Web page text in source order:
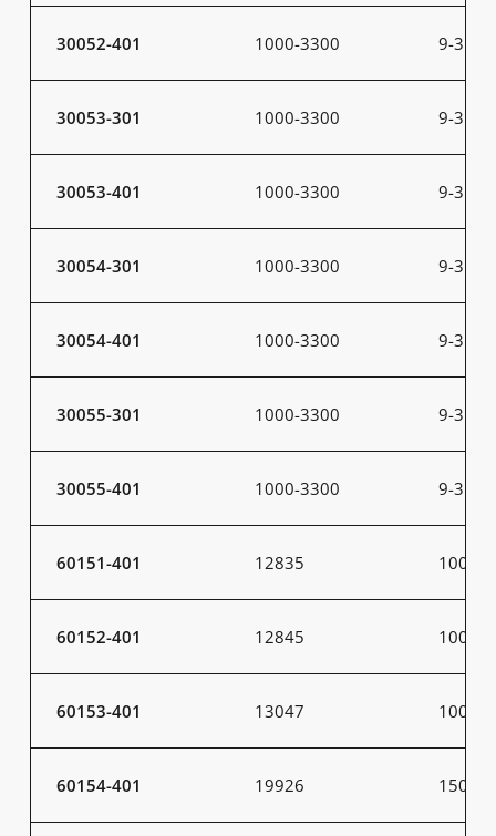
30052-401 1000-3300 9-31
30053-301 1000-3300 9-31
30053-401 1000-3300 9-31
30054-301 1000-3300 9-31
30054-401 1000-3300 9-31
30055-301 1000-3300 9-31
30055-401 1000-3300 9-31
60151-401 12835 100
60152-401 12845 100
60153-401 13047 100
60154-401 19926 150